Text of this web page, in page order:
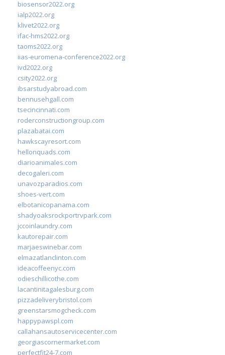
biosensor2022.org
ialp2022.org
klivet2022.org
ifac-hms2022.org
taoms2022.org
iias-euromena-conference2022.org
ivd2022.org
csity2022.org
ibsarstudyabroad.com
bennusehgall.com
tsecincinnati.com
roderconstructiongroup.com
plazabatai.com
hawkscayresort.com
hellonquads.com
diarioanimales.com
decogaleri.com
unavozparadios.com
shoes-vert.com
elbotanicopanama.com
shadyoaksrockportrvpark.com
jccoinlaundry.com
kautorepair.com
marjaeswinebar.com
elmazatlanclinton.com
ideacoffeenyc.com
odieschillicothe.com
lacantinitagalesburg.com
pizzadeliverybristol.com
greenstarsmogcheck.com
happypawspl.com
callahansautoservicecenter.com
georgiascornermarket.com
perfectfit24-7.com